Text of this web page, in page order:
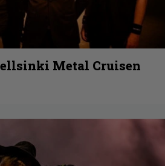
Metal Cruisen